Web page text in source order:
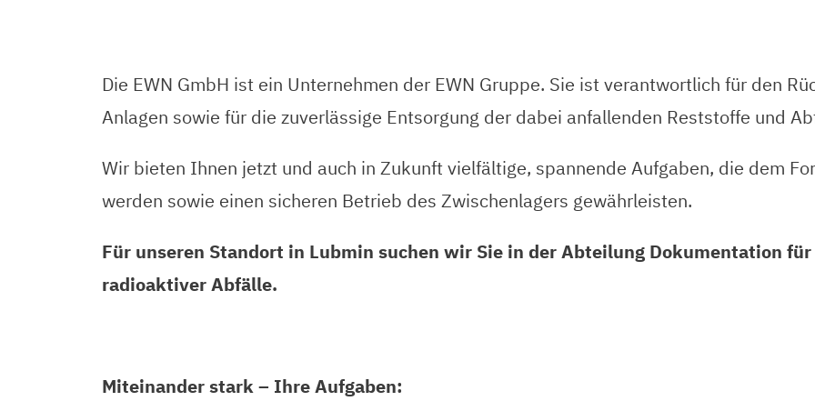
Die EWN GmbH ist ein Unternehmen der EWN Gruppe. Sie ist verantwortlich für den
Anlagen sowie für die zuverlässige Entsorgung der dabei anfallenden Reststoffe und
Wir bieten Ihnen jetzt und auch in Zukunft vielfältige, spannende Aufgaben, die dem
werden sowie einen sicheren Betrieb des Zwischenlagers gewährleisten.
Für unseren Standort in Lubmin suchen wir Sie in der Abteilung Dokumentation
radioaktiver Abfälle.
Miteinander stark – Ihre Aufgaben: